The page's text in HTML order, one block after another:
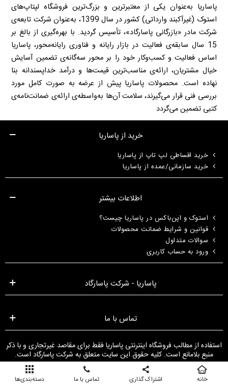
پاساریا به‌عنوان یکی از معتبرترین و بزرگ‌ترین فروشگاه لپتاپ‌های
استوک (غیرآکبند وارداتی) کشور در سال 1399، به‌عنوان شرکت تابعه‌ی
شرکت مادر «بازرگانی پاسارگاد»، تأسیس گردید. با بهره‌گیری از بالغ بر
15 سال سابقه‌ی فعالیت در بازار رایانه و فناوری رایانه‌محور، پاساریا
اساس فعالیت و کسب‌وکار خود را بر محور سه‌گانه‌ی تضمین آسایش
خیال مشتریان، ارائه‌ی مناسب‌ترین قیمت‌ها و درآمد خداپسندانه بنا
نهاده است. محصولات پاساریا پیش از عرضه به صورت کامل مورد
بررسی فنی قرار می‌گیرند، سلامت آن‌ها به‌واسطه‌ی ارائه‌ی ضمانت‌نامه‌ی
کتبی تضمین می‌گردد
خرید از پاساریا
خرید اقساطی لپ تاپ از پاساریا
خرید سازمانی/عمده از پاساریا
اطلاعات بیشتر
استوک و اپن‌باکس در پاساریا چیست؟
قوانین و شرایط ضمانت محصولات
سوالات متداول
ورود به حساب کاربری
پاساریا - شرکت پاسارگاد
تماس با ما
استفاده از مطالب فروشگاه اینترنتی پاساریا فقط برای مقاصد غیرتجاری و با ذکر
منبع بلامانع است. کلیه حقوق این سایت متعلق به شرکت پاسارگاد است.
خانه اشتراک گذاری تماس با ما دسته‌بندی‌ها